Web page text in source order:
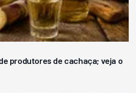
produtores de cachaça; veja o